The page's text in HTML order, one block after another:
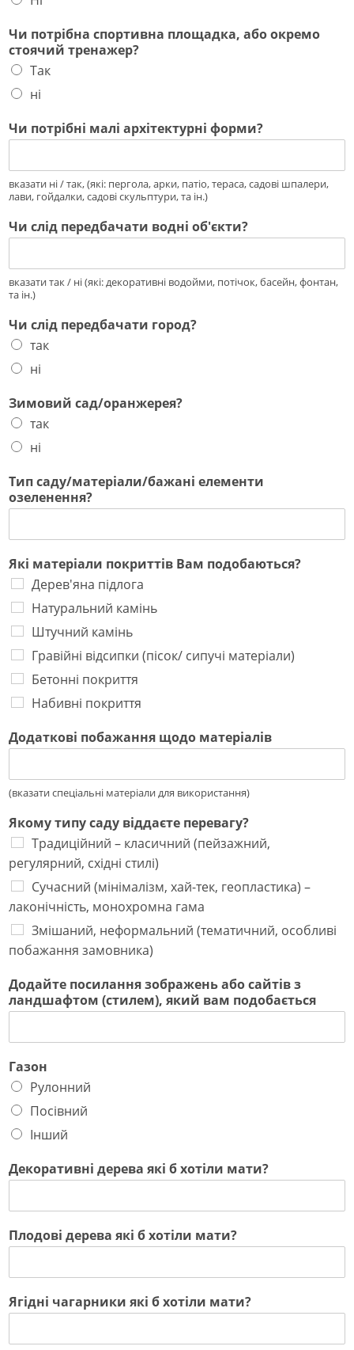
Чи потрібна спортивна площадка, або окремо
стоячий тренажер?
Так
ні
Чи потрібні малі архітектурні форми?
вказати ні / так, (які: пергола, арки, патіо, тераса, садові шпалери,
лави, гойдалки, садові скульптури, та ін.)
Чи слід передбачати водні об'єкти?
вказати так / ні (які: декоративні водойми, потічок, басейн, фонтан,
та ін.)
Чи слід передбачати город?
так
ні
Зимовий сад/оранжерея?
так
ні
Тип саду/матеріали/бажані елементи
озеленення?
Які матеріали покриттів Вам подобаються?
Дерев'яна підлога
Натуральний камінь
Штучний камінь
Гравійні відсипки (пісок/ сипучі матеріали)
Бетонні покриття
Набивні покриття
Додаткові побажання щодо матеріалів
(вказати спеціальні матеріали для використання)
Якому типу саду віддаєте перевагу?
Традиційний – класичний (пейзажний,
регулярний, східні стилі)
Сучасний (мінімалізм, хай-тек, геопластика) –
лаконічність, монохромна гама
Змішаний, неформальний (тематичний, особливі
побажання замовника)
Додайте посилання зображень або сайтів з
ландшафтом (стилем), який вам подобається
Газон
Рулонний
Посівний
Інший
Декоративні дерева які б хотіли мати?
Плодові дерева які б хотіли мати?
Ягідні чагарники які б хотіли мати?